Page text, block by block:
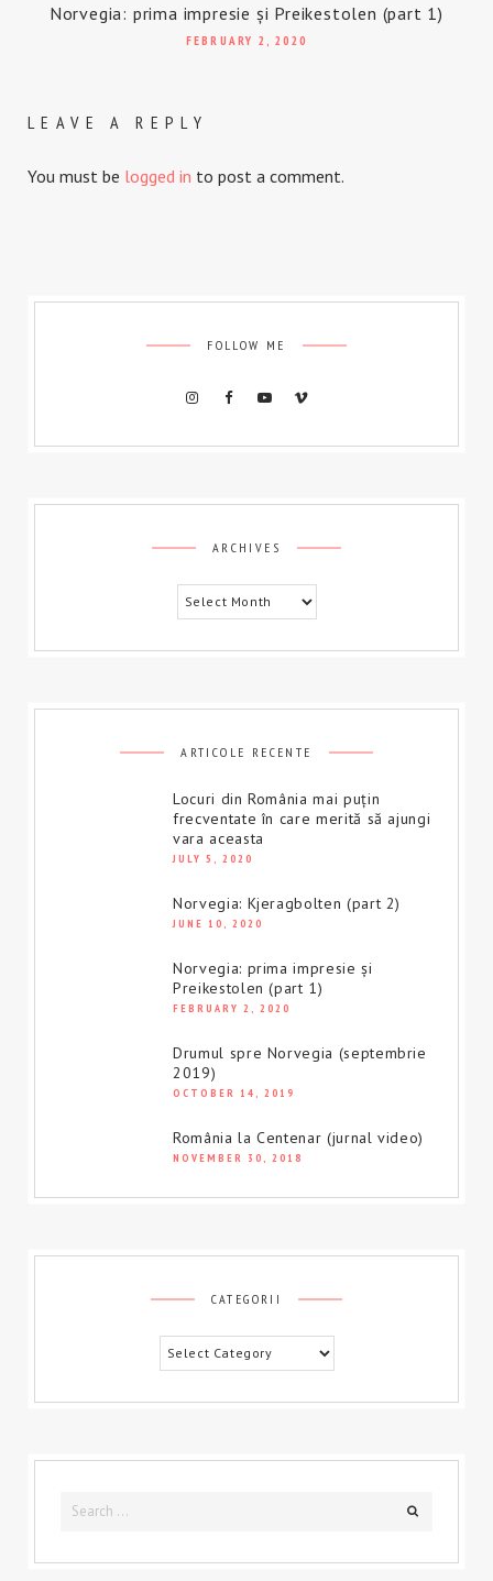
Norvegia: prima impresie și Preikestolen (part 1)
FEBRUARY 2, 2020
LEAVE A REPLY
You must be logged in to post a comment.
FOLLOW ME
ARCHIVES Archives
ARTICOLE RECENTE
Locuri din România mai puțin
frecventate în care merită să ajungi
vara aceasta
JULY 5, 2020
Norvegia: Kjeragbolten (part 2)
JUNE 10, 2020
Norvegia: prima impresie și
Preikestolen (part 1)
FEBRUARY 2, 2020
Drumul spre Norvegia (septembrie
2019)
OCTOBER 14, 2019
România la Centenar (jurnal video)
NOVEMBER 30, 2018
CATEGORII
Categorii
Search